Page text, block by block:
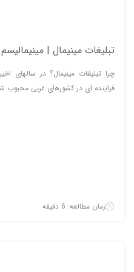
تبلیغات مینیمال |
چرا تبلیغات مینیمال؟ در سالهای
فزاینده ای در کشورهای غربی محبوب
زمان مطالعه: 6 دقیقه